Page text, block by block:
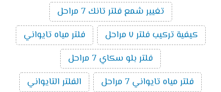
تغيير شمع فلتر تانك 7 مراحل
كيفية تركيب فلتر ٧ مراحل
فلتر مياه تايواني
فلتر بلو سكاي 7 مراحل
فلتر مياه تايواني 7 مراحل
الفلتر التايواني